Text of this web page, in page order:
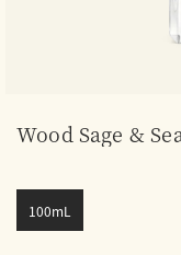
Wood Sage &
100mL